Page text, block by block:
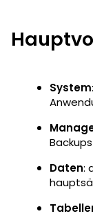
System
Backups
Daten: